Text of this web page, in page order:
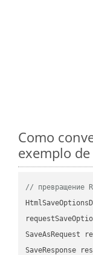
Como
exemplo
// превращение
SaveAsRequest
SaveResponse